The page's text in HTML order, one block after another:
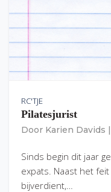
RC'TJE
Pilatesjurist
Door Karien Davids
Sinds begin dit jaar
expats. Naast het
bijverdient,…